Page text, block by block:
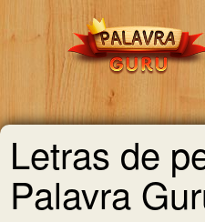
Letras de
Palavra